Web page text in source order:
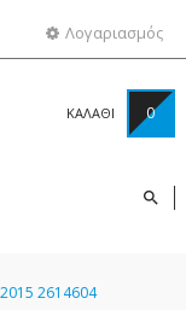
Λογαριασμός
ΚΑΛΑΘΙ 0
2614604